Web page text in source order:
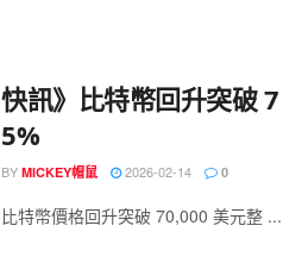
快訊》比特幣回升突破
5%
BY MICKEY帽鼠 2026-02-14 0
比特幣價格回升突破 70,000 美元整 ...